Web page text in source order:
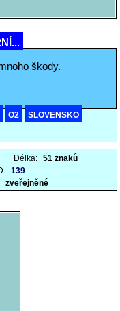
škody.
O2 SLOVENSKO
Délka: 51 znaků
139
zveřejněné